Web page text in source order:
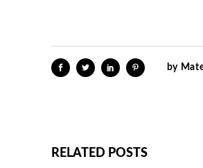
by
RELATED POSTS